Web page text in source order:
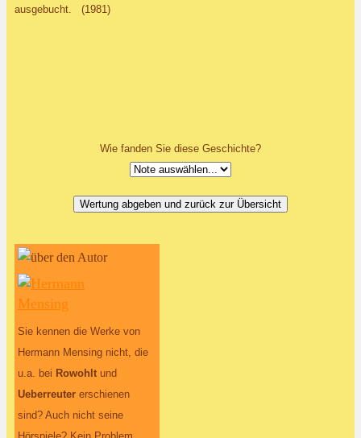
ausgebucht. (1981)
Wie fanden Sie diese Geschichte?
Sie kennen die Werke von
Hermann Mensing nicht, die
u.a. bei Rowohlt und
Ueberreuter erschienen
sind? Auch nicht seine